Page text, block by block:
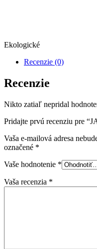
Ekologické
Recenzie (0)
Recenzie
Nikto zatiaľ nepridal
Pridajte prvú recenziu pre
Vaša e-mailová adresa
označené *
Vaše hodnotenie *
Vaša recenzia *